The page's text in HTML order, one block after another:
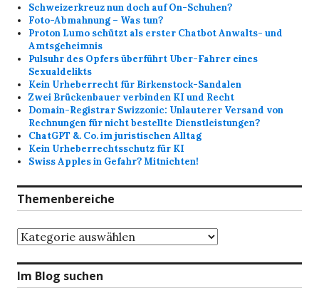
Schweizerkreuz nun doch auf On-Schuhen?
Foto-Abmahnung – Was tun?
Proton Lumo schützt als erster Chatbot Anwalts- und
Amtsgeheimnis
Pulsuhr des Opfers überführt Uber-Fahrer eines
Sexualdelikts
Kein Urheberrecht für Birkenstock-Sandalen
Zwei Brückenbauer verbinden KI und Recht
Domain-Registrar Swizzonic: Unlauterer Versand von
Rechnungen für nicht bestellte Dienstleistungen?
ChatGPT &. Co. im juristischen Alltag
Kein Urheberrechtsschutz für KI
Swiss Apples in Gefahr? Mitnichten!
Themenbereiche
Themenbereiche
Im Blog suchen